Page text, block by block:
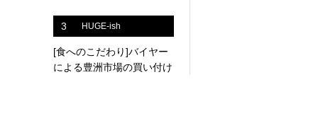
3 HUGE-ish
[食へのこだわり]バイヤー
による豊洲市場の買い付け